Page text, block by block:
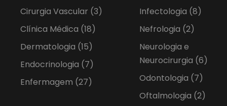
Cirurgia Vascular (3)
Clínica Médica (18)
Dermatologia (15)
Endocrinologia (7)
Enfermagem (27)
Infectologia (8)
Nefrologia (2)
Neurologia e
Neurocirurgia (6)
Odontologia (7)
Oftalmologia (2)